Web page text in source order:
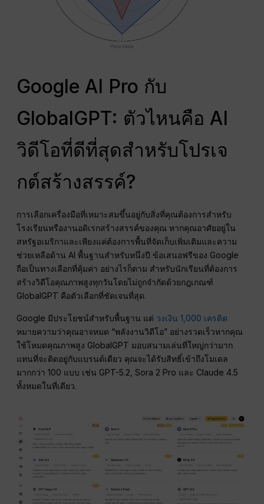
Google AI Pro กับ
GlobalGPT: ตัวไหนคือ AI
วิดีโอที่ดีที่สุดสำหรับโปรเจ
กต์สร้างสรรค์?
การเลือกเครื่องมือที่เหมาะสมขึ้นอยู่กับสิ่งที่คุณต้องการสำหรับ
โรงเรียนหรืองานอดิเรกสร้างสรรค์ของคุณ หากคุณอาศัยอยู่ใน
สหรัฐอเมริกาและเพียงแค่ต้องการพื้นที่จัดเก็บเพิ่มเติมและความ
ช่วยเหลือด้าน AI พื้นฐานสำหรับหนึ่งปี ข้อเสนอฟรีของ Google
ถือเป็นทางเลือกที่คุ้มค่า อย่างไรก็ตาม สำหรับนักเรียนที่ต้องการ
สร้างวิดีโอคุณภาพสูงทุกวันโดยไม่ถูกจำกัดด้วยกฎเกณฑ์
GlobalGPT คือตัวเลือกที่ชัดเจนที่สุด.
Google มีประโยชน์สำหรับพื้นฐาน แต่ วงเงิน 1,000 เครดิต
หมายความว่าคุณอาจหมด “พลังงานวิดีโอ” อย่างรวดเร็วหากคุณ
ใช้โหมดคุณภาพสูง GlobalGPT มอบสนามเล่นที่ใหญ่กว่ามาก
แทนที่จะติดอยู่กับแบรนด์เดียว คุณจะได้รับสิทธิ์เข้าถึงโมเดล
มากกว่า 100 แบบ เช่น GPT-5.2, Sora 2 Pro และ Claude 4.5
ทั้งหมดในที่เดียว.